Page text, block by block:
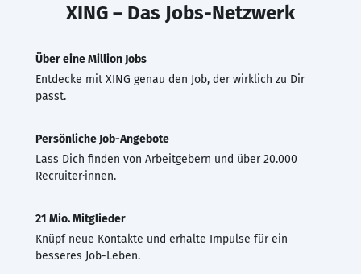
XING – Das Jobs-Netzwerk
Über eine Million Jobs
Entdecke mit XING genau den Job, der wirklich zu Dir
passt.
Persönliche Job-Angebote
Lass Dich finden von Arbeitgebern und über 20.000
Recruiter·innen.
21 Mio. Mitglieder
Knüpf neue Kontakte und erhalte Impulse für ein
besseres Job-Leben.